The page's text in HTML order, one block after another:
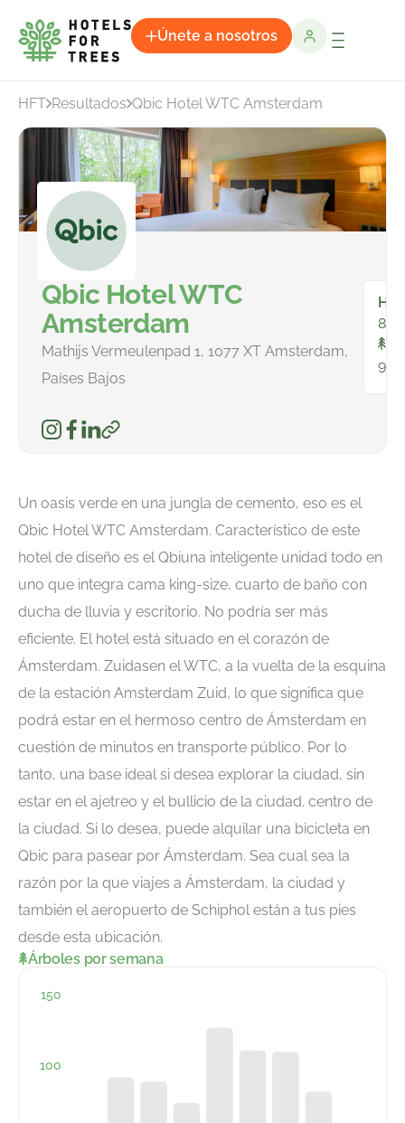
Únete a nosotros
HFT Resultados Qbic Hotel WTC Amsterdam
Qbic Hotel WTC
Amsterdam
Mathijs Vermeulenpad 1, 1077 XT Amsterdam,
Países Bajos
84
Un oasis verde en una jungla de cemento, eso es el
Qbic Hotel WTC Amsterdam. Característico de este
hotel de diseño es elQbiuna inteligente unidad todo en
uno que integra cama king-size, cuarto de baño con
ducha de lluvia y escritorio. No podría ser más
eficiente. El hotel está situado en el corazón de
Ámsterdam. Zuidasen el WTC, a la vuelta de la esquina
de la estación Amsterdam Zuid, lo que significa que
podrá estar en el hermoso centro de Ámsterdam en
cuestión de minutos en transporte público. Por lo
tanto, una base ideal si desea explorar la ciudad, sin
estar en el ajetreo y el bullicio de la ciudad. centro de
la ciudad. Si lo desea, puede alquilar una bicicleta en
Qbic para pasear por Ámsterdam. Sea cual sea la
razón por la que viajes a Ámsterdam, la ciudad y
también el aeropuerto de Schiphol están a tus pies
desde esta ubicación.
Árboles por semana